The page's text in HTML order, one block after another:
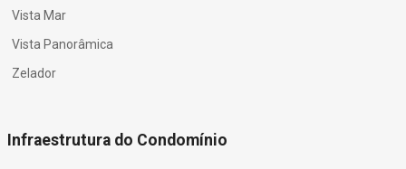
Vista Mar
Vista Panorâmica
Zelador
Infraestrutura do Condomínio